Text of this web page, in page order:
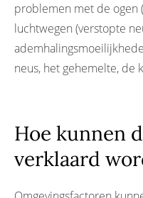
problemen met de ogen
luchtwegen (verstopte
neus, het gehemelte, de
Hoe kunnen
verklaard